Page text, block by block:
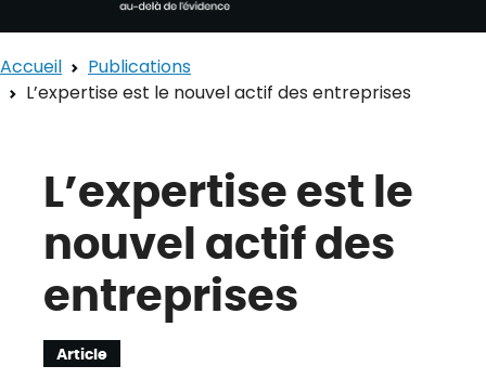
Ouvrir la navigation principale
Accueil
Publications
L’expertise est le nouvel actif des entreprises
L’expertise est le
nouvel actif des
entreprises
Article